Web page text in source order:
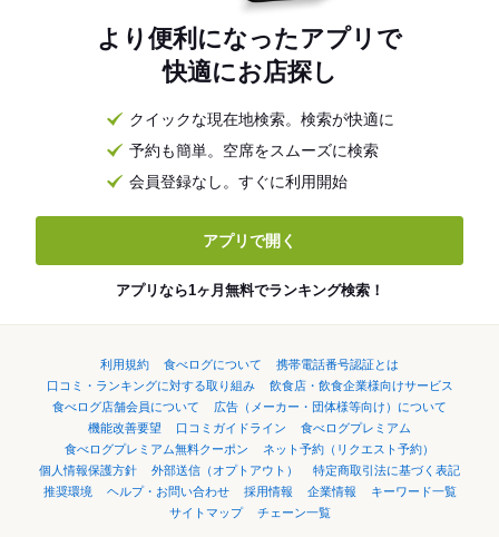
より便利になったアプリで
快適にお店探し
クイックな現在地検索。検索が快適に
予約も簡単。空席をスムーズに検索
会員登録なし。すぐに利用開始
アプリで開く
アプリなら1ヶ月無料でランキング検索！
利用規約 食べログについて
携帯電話番号認証とは
口コミ・ランキングに対する取り組み
飲食店・飲食企業様向けサービス
食べログ店舗会員について
広告（メーカー・団体様等向け）について
機能改善要望
口コミガイドライン
食べログプレミアム
食べログプレミアム無料クーポン
ネット予約（リクエスト予約）
個人情報保護方針
外部送信（オプトアウト）
特定商取引法に基づく表記
推奨環境
ヘルプ・お問い合わせ 採用情報 企業情報
キーワード一覧
サイトマップ
チェーン一覧